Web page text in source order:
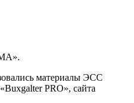
материалы ЭСС
PRO», сайта